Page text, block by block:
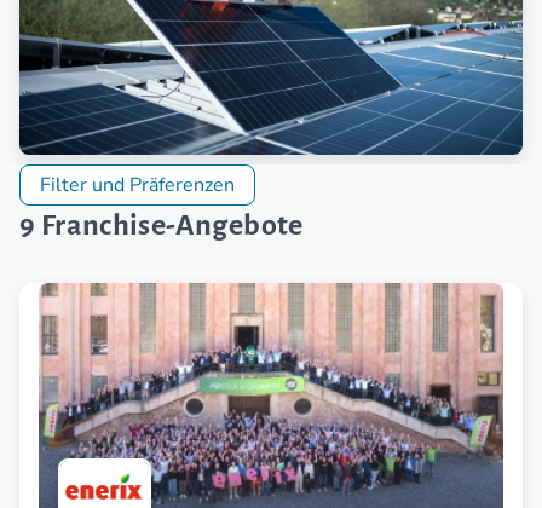
Filter und Präferenzen
9 Franchise-Angebote